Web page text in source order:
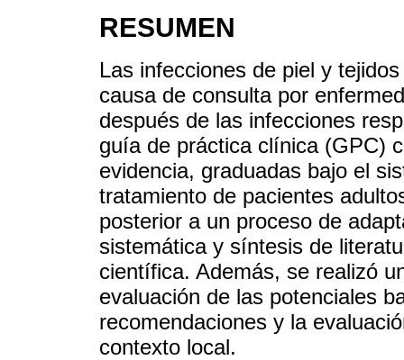
RESUMEN
Las infecciones de piel y
causa de consulta por
después de las infecciones
guía de práctica clínica (GPC)
evidencia, graduadas bajo el
tratamiento de pacientes
posterior a un proceso de
sistemática y síntesis de
científica. Además, se realizó
evaluación de las potenciales
recomendaciones y la
contexto local.